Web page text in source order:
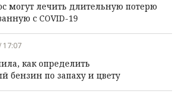
могут лечить длительную потерю
с COVID-19
17:07
как определить
бензин по запаху и цвету